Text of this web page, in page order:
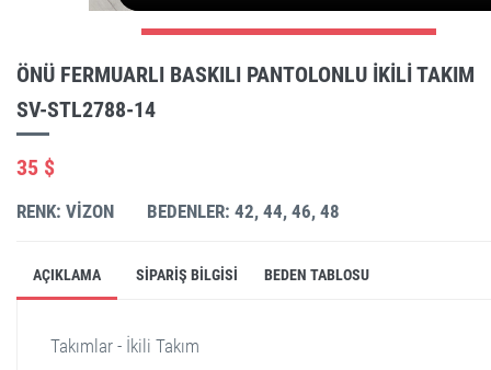
ÖNÜ FERMUARLI BASKILI PANTOLONLU IKILI TAKIM
SV-STL2788-14
35 $
RENK: VIZON BEDENLER: 42, 44, 46, 48
AÇIKLAMA SIPARIŞ BILGISI BEDEN TABLOSU
Takımlar - İkili Takım